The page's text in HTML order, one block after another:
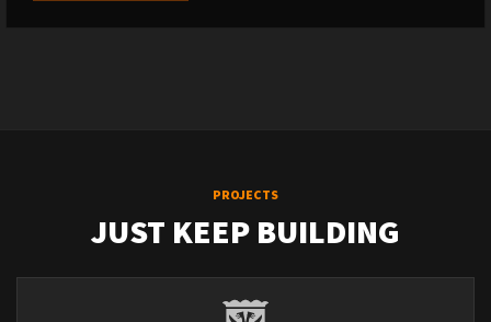
PROJECTS
JUST KEEP BUILDING